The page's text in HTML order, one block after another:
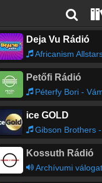
Deja Vu Rádió
Africanism Allstars -
Petőfi Rádió
Péterfy Bori -
ice GOLD
Gibson Brothers - Que
Kossuth Rádió
Archívumi